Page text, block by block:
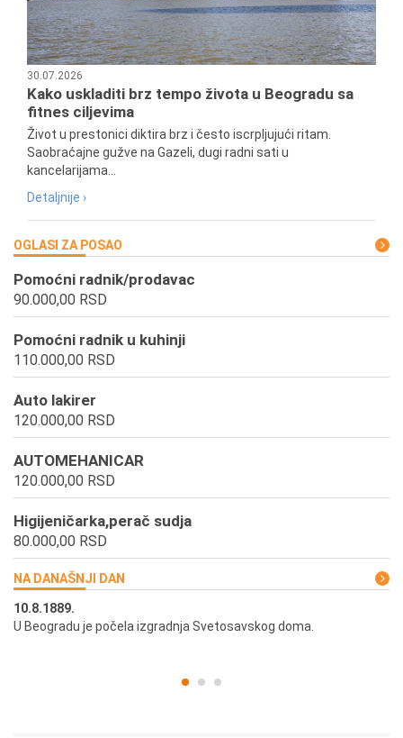
30.07.2026
Kako uskladiti brz tempo života u Beogradu sa
fitnes ciljevima
Život u prestonici diktira brz i često iscrpljujući ritam.
Saobraćajne gužve na Gazeli, dugi radni sati u
kancelarijama...
Detaljnije ›
OGLASI ZA POSAO
Pomoćni radnik/prodavac
90.000,00 RSD
Pomoćni radnik u kuhinji
110.000,00 RSD
Auto lakirer
120.000,00 RSD
AUTOMEHANICAR
120.000,00 RSD
Higijeničarka,perač sudja
80.000,00 RSD
NA DANAŠNJI DAN
10.8.1889.
U Beogradu je počela izgradnja Svetosavskog doma.